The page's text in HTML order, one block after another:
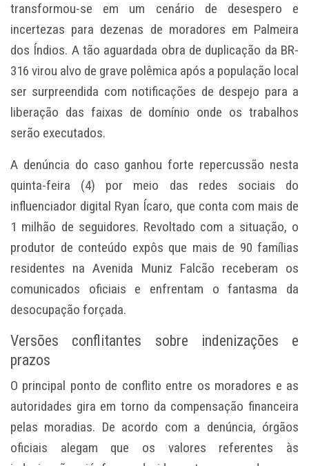
transformou-se em um cenário de desespero e
incertezas para dezenas de moradores em Palmeira
dos Índios. A tão aguardada obra de duplicação da BR-
316 virou alvo de grave polêmica após a população local
ser surpreendida com notificações de despejo para a
liberação das faixas de domínio onde os trabalhos
serão executados.
A denúncia do caso ganhou forte repercussão nesta
quinta-feira (4) por meio das redes sociais do
influenciador digital Ryan Ícaro, que conta com mais de
1 milhão de seguidores. Revoltado com a situação, o
produtor de conteúdo expôs que mais de 90 famílias
residentes na Avenida Muniz Falcão receberam os
comunicados oficiais e enfrentam o fantasma da
desocupação forçada.
Versões conflitantes sobre indenizações e
prazos
O principal ponto de conflito entre os moradores e as
autoridades gira em torno da compensação financeira
pelas moradias. De acordo com a denúncia, órgãos
oficiais alegam que os valores referentes às